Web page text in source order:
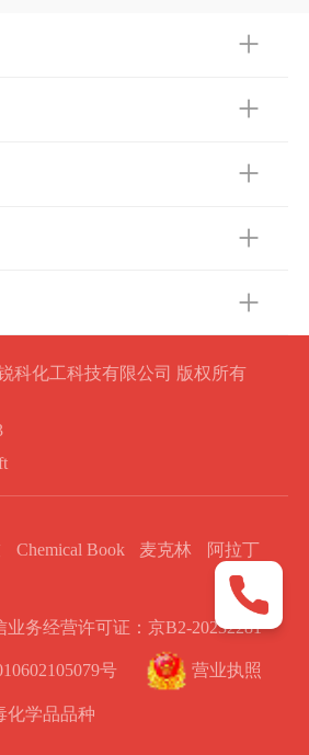
科化工科技有限公司 版权所有
Chemical Book 麦克林
阿拉丁
务经营许可证：京B2-20232281
号 营业执照
化学品品种